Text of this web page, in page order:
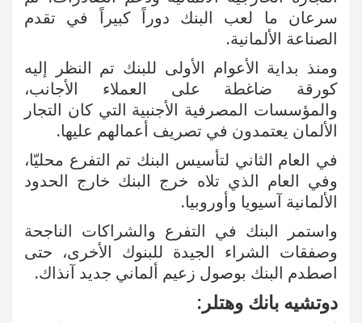
سرعان ما لعب البنك دوراً كبيراً في تقدم
الصناعة الألمانية.
ومنذ بداية الأعوام الأولى للبنك تم النظر إليه
كورقة ضاغطة على العملاء الأجانب،
والمؤسسات المصرفية الأجنبية التي كان التجار
الألمان يعتمدون في تصريف أعمالهم عليها.
في العام الثاني لتأسيس البنك تم التفرع محليّا،
وفي العام الذي تلاه خرج البنك خارج الحدود
الألمانية آسيويا وأوروبيا.
واستمر البنك في التفرع والشراكات الناجحة
وصفقات الشراء الجيدة للبنوك الأخرى، حتى
اصطدم البنك بوصول زعيم ألماني جديد آنذاك.
دوتشيه بانك وهتلر: